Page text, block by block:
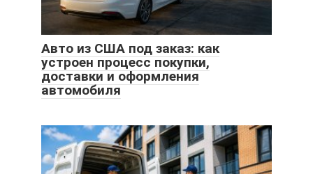
Авто из США под заказ: как
устроен процесс покупки,
доставки и оформления
автомобиля